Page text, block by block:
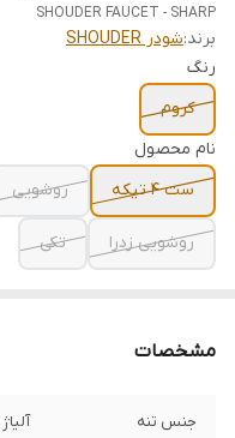
SHOUDER FAUCET - SHARP
برند:شودر SHOUDER
رنگ
کروم
نام محصول
ست 4 تیکه
روشویی
روشویی زدرا تکی
مشخصات
جنس تنه